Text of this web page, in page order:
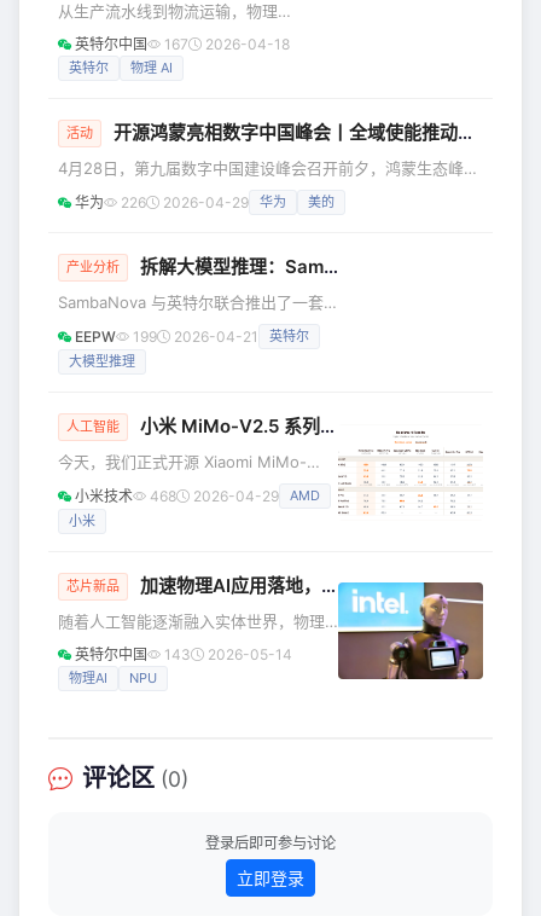
性能RISC-V CPU、端侧AI、具身机器
人、物联网、智能汽车等热点方向，分
享最新技术成果与产业实践，深入探讨R
从生产流水线到物流运输，物理
AI（Physical AI）在工厂中展现出了巨
大的应用潜力。在上一期节目中，我们
复杂多变，意外情况时有发生。如何在
全、稳定、高效地交付成果？ 这难度就
像让一个习惯了“机械舞”的机器人去跳随
看英特尔是如何做的。 如何让机
英特尔中国 167 2026-04-18
英特尔 物理 AI
活动 开源鸿蒙亮相数字中国峰会丨全域使能推动生态全面提速
4月28日，第九届数字中国建设峰会召开前夕，鸿蒙生态峰会
（以下简称“峰会”）在福州海峡国际会展中心成功举办。峰会
一堂，围绕芯片、模组、设备、行业应用等关键环节，共同探
化落地和规模化应用。 全域使能，OpenHarmony生
华为 226 2026-04-29 华为 美的
产业分析 拆解大模型推理：SambaNova × 英特尔
SambaNova 与英特尔联合推出了一套
大模型异构推理架构蓝图，标志着现代
大语言模型（LLM）部署方式的重大转
GPU 负责预填充（Prefill）
SambaNova 可重构数据流处理器
（RDU）负责解码（Decode） 英特尔
至强 6 CPU 负责智能体工具调用与整体
编排 这一设计专门应对智能体 AI 系统
EEPW 199 2026-04-21
英特尔
大模型推理
人工智能 小米 MiMo-V2.5 系列开源 & Orbit 百万亿 Token 计划启动
今天，我们正式开源 Xiaomi MiMo-
V2.5 系列，采用 MIT 协议，支持商用
推理部署与二次训练，无需额外授权。
有用户在此期间的热情反馈与鼓励。 这
个系列包含两款模型，均支持 100 万上
下文窗口： MiMo-V2.5-Pro：面向复杂
的任务场景，深度适配 Agent 与
Coding 应用，在
小米技术 468 2026-04-29
AMD
小米
芯片新品 加速物理AI应用落地，英特尔能提供哪些技术？
随着人工智能逐渐融入实体世界，物理
AI（将AI与物理系统结合的技术）正成为
重塑人机协作、驱动产业智能化的下一
多难题。 从十余年前英特尔中国研究院
的“机器人交互创新研究中心”，到后来的
工业机器人解决方案，英特尔在物理AI
领域的技术积累颇丰。近日，英特尔中
英特尔中国 143 2026-05-14
物理AI NPU
评论区 (0)
登录后即可参与讨论
立即登录